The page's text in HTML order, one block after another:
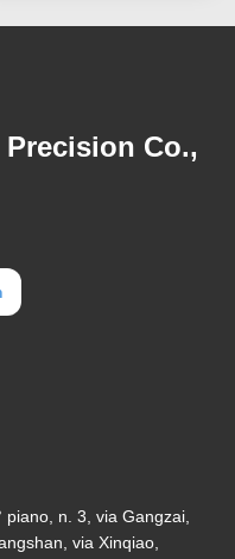
Co.,
n. 3, via Gangzai,
via Xinqiao,